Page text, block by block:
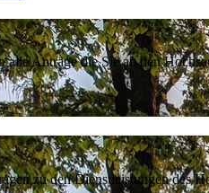
alle Anträge die Sie an den
zu den Dienstleistungen des